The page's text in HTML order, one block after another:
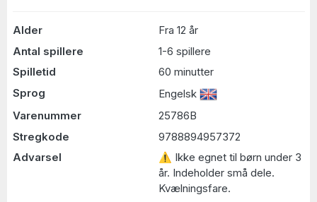
Alder
Fra 12 år
Antal spillere
1-6 spillere
Spilletid
60 minutter
Sprog
Engelsk
Varenummer
25786B
Stregkode
9788894957372
Advarsel
⚠ Ikke egnet til børn under 3
år. Indeholder små dele.
Kvælningsfare.